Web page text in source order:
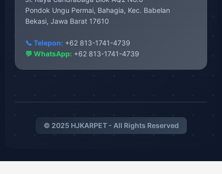
Pondok Ungu Permai, Bahagia, Kec. Babelan
Bekasi, Jawa Barat 17610
📞 Telepon: +62 813-1741-4739
💬 WhatsApp: +62 813-1741-4739
© 2025 HJKARPET - All Rights Reserved